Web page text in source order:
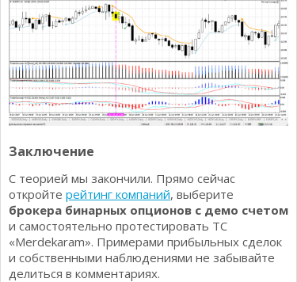
Заключение
С теорией мы закончили. Прямо сейчас
откройте рейтинг компаний, выберите
брокера бинарных опционов с демо счетом
и самостоятельно протестировать ТС
«Merdekaram». Примерами прибыльных сделок
и собственными наблюдениями не забывайте
делиться в комментариях.